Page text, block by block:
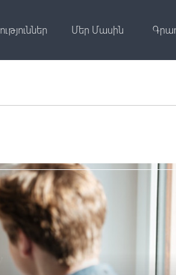
Մեր Մասին